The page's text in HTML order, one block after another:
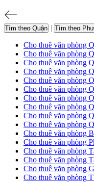
Tìm theo Quận | Tìm theo
Cho thuê văn phòng
Cho thuê văn phòng
Cho thuê văn phòng
Cho thuê văn phòng
Cho thuê văn phòng
Cho thuê văn phòng
Cho thuê văn phòng
Cho thuê văn phòng
Cho thuê văn phòng
Cho thuê văn phòng
Cho thuê văn phòng
Cho thuê văn phòng
Cho thuê văn phòng
Cho thuê văn phòng
Cho thuê văn phòng
Cho thuê văn phòng